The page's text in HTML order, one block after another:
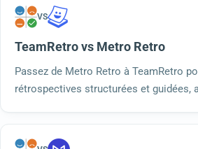
SOC 2 de type 2.
VS
TeamRetro vs Metro Retro
Passez de Metro Retro à TeamRetro
rétrospectives structurées et guidées,
sécurité conforme à la norme SOC 2
gratuitement.